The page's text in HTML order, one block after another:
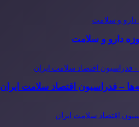
دارو و سلامت
– فدراسیون اقتصاد سلامت ایران